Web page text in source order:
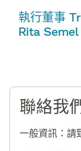
執行董事
Rita Semel
聯絡我
一般資訊：請